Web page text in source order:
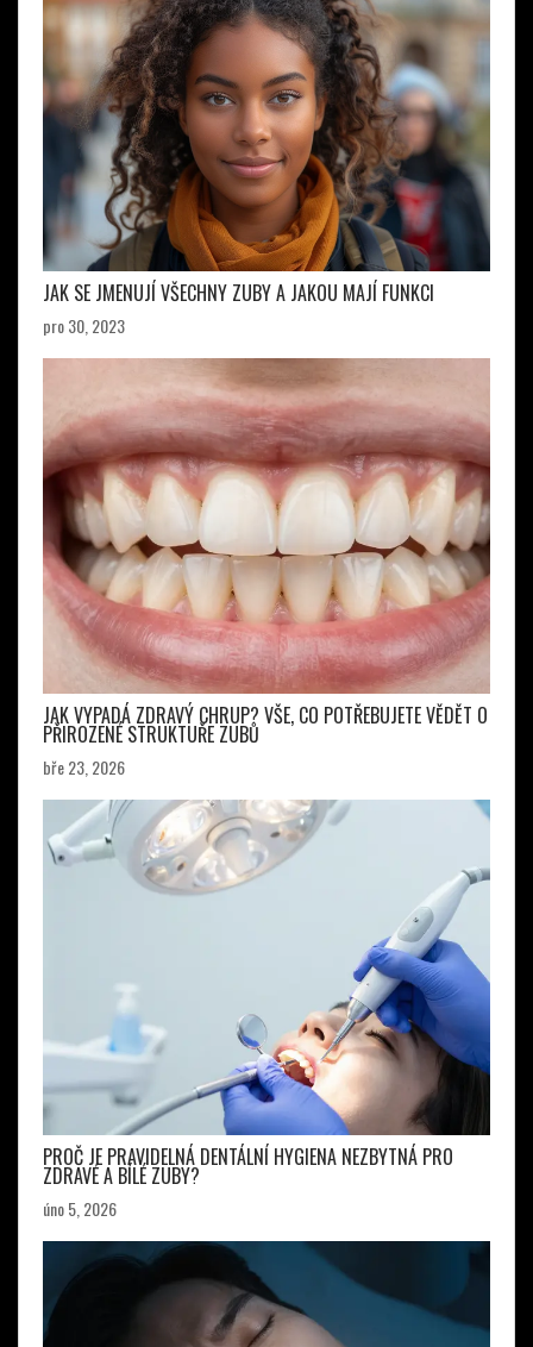
JAK SE JMENUJÍ VŠECHNY ZUBY A JAKOU MAJÍ FUNKCI
pro 30, 2023
JAK VYPADÁ ZDRAVÝ CHRUP? VŠE, CO POTŘEBUJETE VĚDĚT O
PŘIROZENÉ STRUKTUŘE ZUBŮ
bře 23, 2026
PROČ JE PRAVIDELNÁ DENTÁLNÍ HYGIENA NEZBYTNÁ PRO
ZDRAVÉ A BÍLÉ ZUBY?
úno 5, 2026